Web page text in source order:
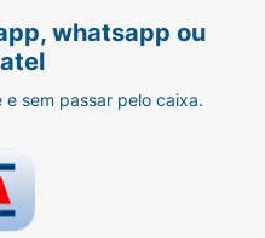
whatsapp ou
sem passar pelo caixa.